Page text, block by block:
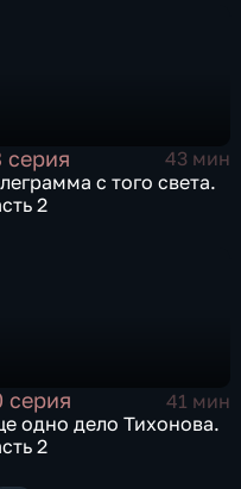
серия
43 мин
с того света.
2
серия
41 мин
одно дело Тихонова.
2